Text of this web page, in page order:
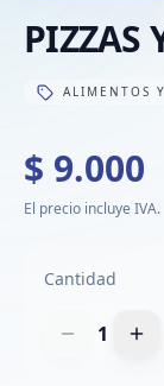
PIZZAS
ALIMENTOS
$ 9.000
El precio incluye IVA.
Cantidad
1